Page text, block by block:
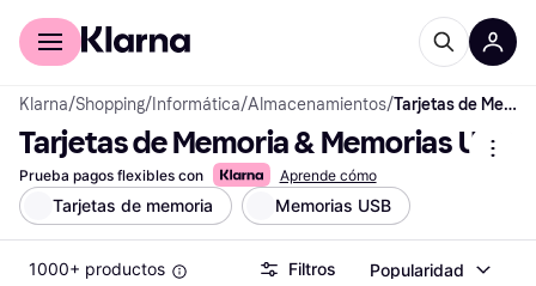
Comprar con Klarna
Klarna/Shopping/ Informática/Almacenamientos/ Tarjetas de Memoria & Memorias USB
Tarjetas de Memoria & Memorias USB
Prueba pagos flexibles con Aprende cómo
Tarjetas de memoria Memorias USB
1000+ productos Filtros Popularidad